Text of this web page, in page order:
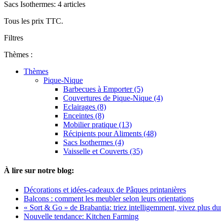
Sacs Isothermes: 4 articles
Tous les prix TTC.
Filtres
Thèmes :
Thèmes
Pique-Nique
Barbecues à Emporter (5)
Couvertures de Pique-Nique (4)
Eclairages (8)
Enceintes (8)
Mobilier pratique (13)
Récipients pour Aliments (48)
Sacs Isothermes (4)
Vaisselle et Couverts (35)
À lire sur notre blog:
Décorations et idées-cadeaux de Pâques printanières
Balcons : comment les meubler selon leurs orientations
« Sort & Go » de Brabantia: triez intelligemment, vivez plus
Nouvelle tendance: Kitchen Farming